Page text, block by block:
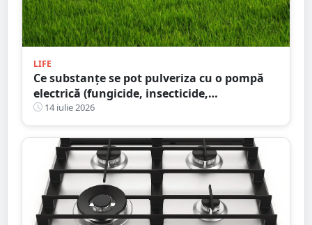
LIFE
Ce substanțe se pot pulveriza cu o pompă
electrică (fungicide, insecticide,
îngrășăminte) și ce variante sunt
recomandate pentru diferite utilizări în
2026?
14 iulie 2026